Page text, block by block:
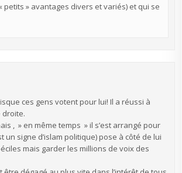
petits » avantages divers et variés) et qui se
ces gens votent pour lui! Il a réussi à
droite.
, » en même temps » il s’est arrangé pour
signe d’islam politique) pose à côté de lui
mais garder les millions de voix des